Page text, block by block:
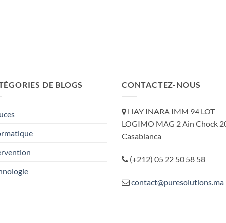
DE BLOGS CONTACTEZ-NOUS
HAY INARA IMM 94 LOT
LOGIMO MAG 2 Ain Chock
Casablanca
(+212) 05 22 50 58 58
contact@puresolutions.ma